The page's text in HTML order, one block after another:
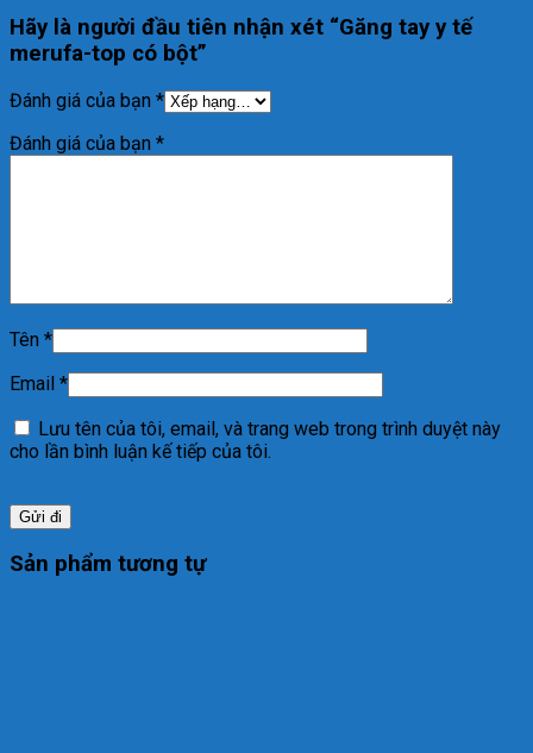
Hãy là người đầu tiên nhận xét “Găng tay y tế
merufa-top có bột”
Đánh giá của bạn *
Đánh giá của bạn *
Tên *
Email *
Lưu tên của tôi, email, và trang web trong trình duyệt này
cho lần bình luận kế tiếp của tôi.
Sản phẩm tương tự